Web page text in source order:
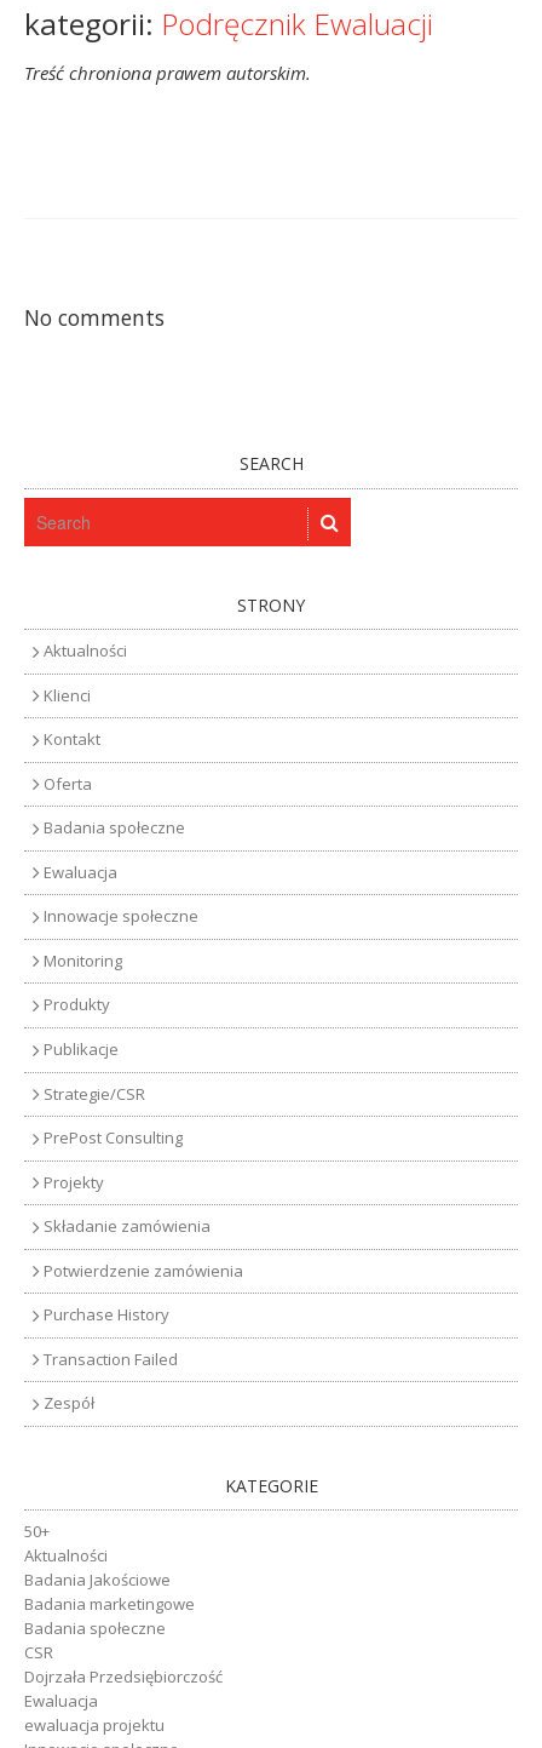
kategorii: Podręcznik Ewaluacji
Treść chroniona prawem autorskim.
No comments
SEARCH
STRONY
Aktualności
Klienci
Kontakt
Oferta
Badania społeczne
Ewaluacja
Innowacje społeczne
Monitoring
Produkty
Publikacje
Strategie/CSR
PrePost Consulting
Projekty
Składanie zamówienia
Potwierdzenie zamówienia
Purchase History
Transaction Failed
Zespół
KATEGORIE
50+
Aktualności
Badania Jakościowe
Badania marketingowe
Badania społeczne
CSR
Dojrzała Przedsiębiorczość
Ewaluacja
ewaluacja projektu